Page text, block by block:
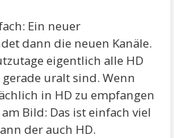
Ein neuer
dann die neuen Kanäle.
eigentlich alle HD
uralt sind. Wenn
in HD zu empfangen
Bild: Das ist einfach viel
der auch HD.